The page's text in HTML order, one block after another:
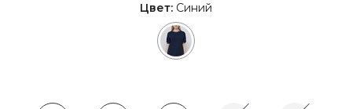
Цвет: Синий